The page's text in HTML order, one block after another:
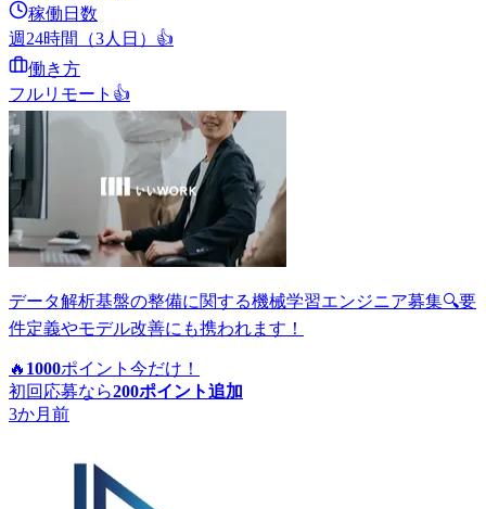
稼働日数
週24時間（3人日） 👍
働き方
フルリモート 👍
データ解析基盤の整備に関する機械学習エンジニア募集🔍要
件定義やモデル改善にも携われます！
🔥 1000ポイント 今だけ！
初回応募なら200ポイント追加
3か月前